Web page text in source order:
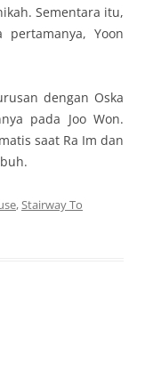
Sementara itu,
Yoon
dengan Oska
pada Joo Won.
saat Ra Im dan
,Stairway To